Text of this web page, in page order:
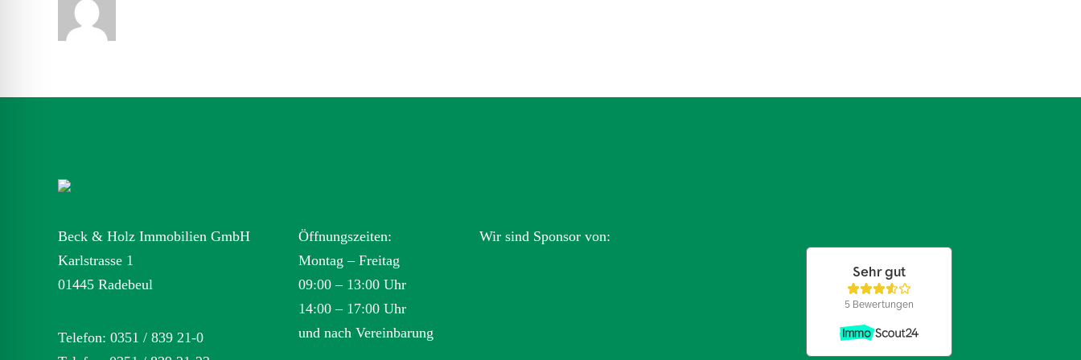
Beck & Holz Immobilien GmbH
Karlstrasse 1
01445 Radebeul
Telefon: 0351 / 839 21-0
Öffnungszeiten:
Montag – Freitag
09:00 – 13:00 Uhr
14:00 – 17:00 Uhr
und nach Vereinbarung
Wir sind Sponsor von: